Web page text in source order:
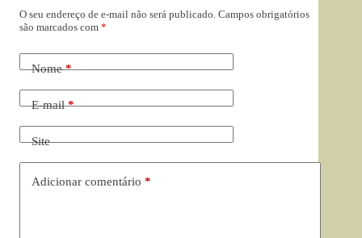
O seu endereço de e-mail não será publicado. Campos obrigatórios
são marcados com *
Nome*
E-mail*
Site
Adicionar comentário *